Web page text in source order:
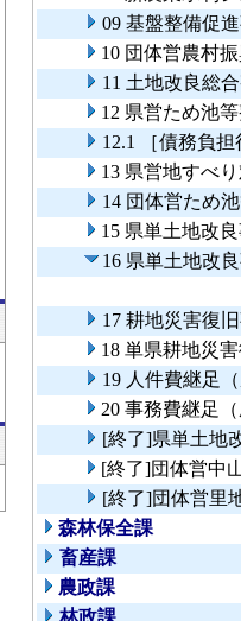
09 基盤整備促
10 団体営農村
11 土地改良総
12 県営ため池
12.1 ［債務負
13 県営地すべ
14 団体営ため
15 県単土地改
16 県単土地改
17 耕地災害復
18 単県耕地災
19 人件費継足
20 事務費継足
[終了]県単土地
[終了]団体営中
[終了]団体営里
森林保全課
畜産課
農政課